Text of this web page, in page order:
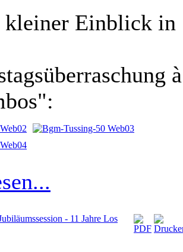
kleiner Einblick in
- 11 Jahre Los